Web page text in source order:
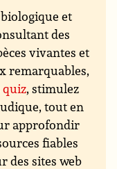
et
des
vivantes et
remarquables,
quiz, stimulez
tout en
approfondir
fiables
des sites web